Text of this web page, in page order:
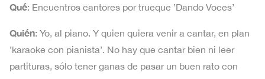
Qué: Encuentros cantores por trueque ’Dando Voces’
Quién: Yo, al piano. Y quien quiera venir a cantar, en plan
’karaoke con pianista’. No hay que cantar bien ni leer
partituras, sólo tener ganas de pasar un buen rato con